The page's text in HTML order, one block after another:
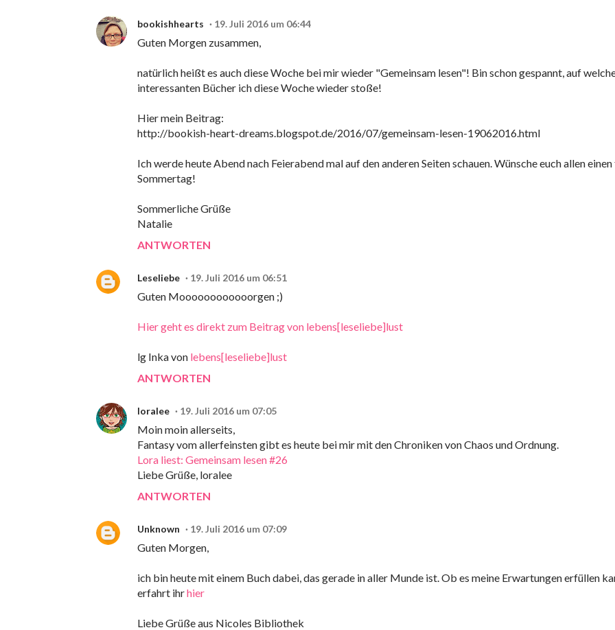
bookishhearts 19. Juli 2016 um 06:44
Guten Morgen zusammen,
natürlich heißt es auch diese Woche bei mir wieder "Gemeinsam lesen"! Bin schon gespannt, auf
interessanten Bücher ich diese Woche wieder stoße!
Hier mein Beitrag:
http://bookish-heart-dreams.blogspot.de/2016/07/gemeinsam-lesen-19062016.html
Ich werde heute Abend nach Feierabend mal auf den anderen Seiten schauen. Wünsche euch allen
Sommertag!
Sommerliche Grüße
Natalie
ANTWORTEN
Leseliebe 19. Juli 2016 um 06:51
Guten Moooooooooooorgen ;)
Hier geht es direkt zum Beitrag von lebens[leseliebe]lust
lg Inka von lebens[leseliebe]lust
ANTWORTEN
loralee 19. Juli 2016 um 07:05
Moin moin allerseits,
Fantasy vom allerfeinsten gibt es heute bei mir mit den Chroniken von Chaos und Ordnung.
Lora liest: Gemeinsam lesen #26
Liebe Grüße, loralee
ANTWORTEN
Unknown 19. Juli 2016 um 07:09
Guten Morgen,
ich bin heute mit einem Buch dabei, das gerade in aller Munde ist. Ob es meine Erwartungen erfüllen
erfahrt ihrhier
Liebe Grüße aus Nicoles Bibliothek